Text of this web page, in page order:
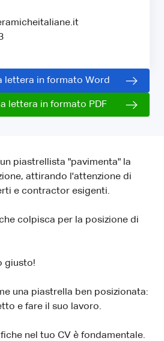
lettera in formato Word
lettera in formato PDF
piastrellista "pavimenta" la
attirando l'attenzione di
e contractor esigenti.
colpisca per la posizione di
giusto!
una piastrella ben posizionata:
e fare il suo lavoro.
nel tuo CV è fondamentale.